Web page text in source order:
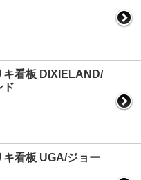
キ看板 DIXIELAND/
ド
キ看板 UGA/ジョー